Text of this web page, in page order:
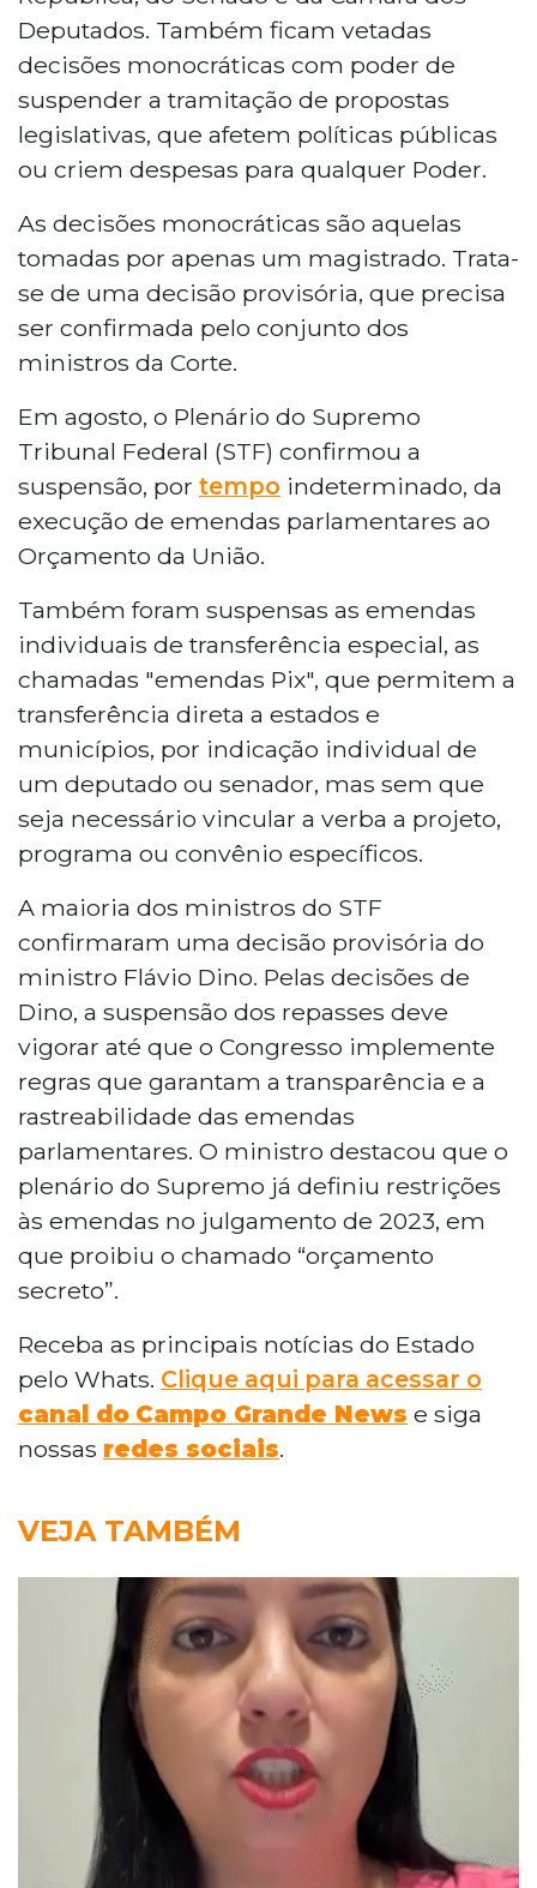
Deputados. Também ficam vetadas
decisões monocráticas com poder de
suspender a tramitação de propostas
legislativas, que afetem políticas públicas
ou criem despesas para qualquer Poder.
As decisões monocráticas são aquelas
tomadas por apenas um magistrado. Trata-
se de uma decisão provisória, que precisa
ser confirmada pelo conjunto dos
ministros da Corte.
Em agosto, o Plenário do Supremo
Tribunal Federal (STF) confirmou a
suspensão, por tempo indeterminado, da
execução de emendas parlamentares ao
Orçamento da União.
Também foram suspensas as emendas
individuais de transferência especial, as
chamadas "emendas Pix", que permitem a
transferência direta a estados e
municípios, por indicação individual de
um deputado ou senador, mas sem que
seja necessário vincular a verba a projeto,
programa ou convênio específicos.
A maioria dos ministros do STF
confirmaram uma decisão provisória do
ministro Flávio Dino. Pelas decisões de
Dino, a suspensão dos repasses deve
vigorar até que o Congresso implemente
regras que garantam a transparência e a
rastreabilidade das emendas
parlamentares. O ministro destacou que o
plenário do Supremo já definiu restrições
às emendas no julgamento de 2023, em
que proibiu o chamado “orçamento
secreto”.
Receba as principais notícias do Estado
pelo Whats. Clique aqui para acessar o
canal do Campo Grande News e siga
nossas redes sociais.
VEJA TAMBÉM